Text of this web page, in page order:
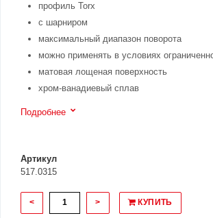
профиль Torx
с шарниром
максимальный диапазон поворота
можно применять в условиях
матовая лощеная поверхность
хром-ванадиевый сплав
Подробнее
Артикул
517.0315
< > КУПИТЬ